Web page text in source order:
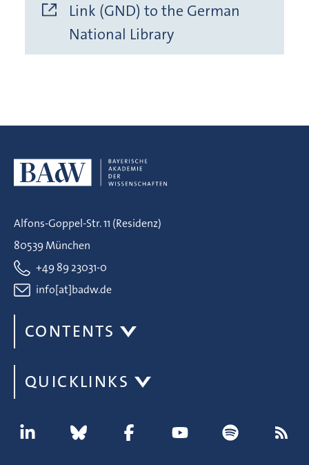
Link (GND) to the German
National Library
Alfons-Goppel-Str. 11 (Residenz)
80539 München
+49 89 23031-0
info[at]badw.de
CONTENTS
QUICKLINKS